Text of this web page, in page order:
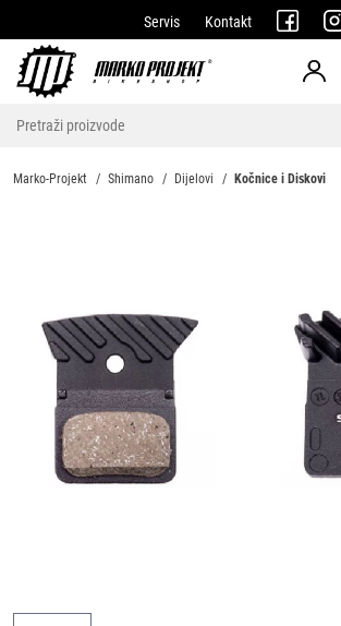
Servis Kontakt
Marko-Projekt Shimano Dijelovi Kočnice i Diskovi